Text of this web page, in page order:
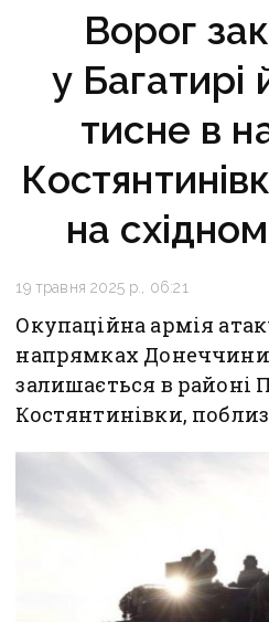
Ворог
у Багатирі
тисне в
на
19 травня 2025 р., 06:21
Окупаційна армія
напрямках
залишається в районі
Костянтинівки,